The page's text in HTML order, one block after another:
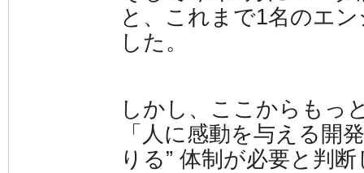
と、これまで1名のエ
した。
しかし、ここからもっ
「人に感動を与える開
りる” 体制が必要と判